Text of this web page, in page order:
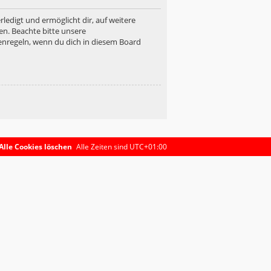
und ermöglicht dir, auf weitere
Beachte bitte unsere
wenn du dich in diesem Board
Alle Zeiten sind UTC+01:00
Cookies löschen